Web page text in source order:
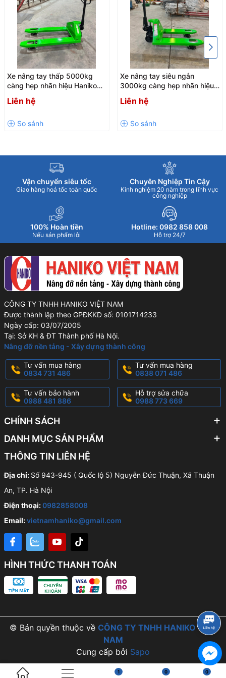
Fork wheel-tandem(mm)
Φ80X70
Steering Wheel(mm)
Φ180X50
Xe nâng tay thấp 5000kg
càng hẹp nhãn hiệu Haniko
Liên hệ
Xe nâng tay siêu ngắn
3000kg càng hẹp nhãn hiệu
đen
Liên hệ
Vận chuyển siêu tốc
Giao hàng hoả tốc toàn quốc
Chuyên Nghiệp Tin Cậy
Kinh nghiệm 20 năm trong lĩnh vực
công nghiệp
100% Hoàn tiền
Nếu sản phẩm lỗi
Hotline: 0982 858 008
Hỗ trợ 24/7
CÔNG TY TNHH HANIKO VIỆT NAM
Được thành lập theo GPĐKKD số: 0101714233
Ngày cấp: 03/07/2005
Tại: Sở KH & ĐT Thành phố Hà Nội.
Nâng đỡ nền tảng - Xây dựng thành công
Tư vấn mua hàng
0834 731 486
Tư vấn mua hàng
0838 071 486
Tư vấn bảo hành
0988 481 886
Hỗ trợ sửa chữa
0988 773 669
CHÍNH SÁCH
DANH MỤC SẢN PHẨM
THÔNG TIN LIÊN HỆ
Địa chỉ: Số 943-945 ( Quốc lộ 5) Nguyễn Đức Thuận, Xã Thuận
An, TP. Hà Nội
Điện thoại:0982858008
Email:vietnamhaniko@gmail.com
HÌNH THỨC THANH TOÁN
© Bản quyền thuộc về CÔNG TY TNHH HANIKO VIỆT
NAM
Cung cấp bởi Sapo
1 0 0